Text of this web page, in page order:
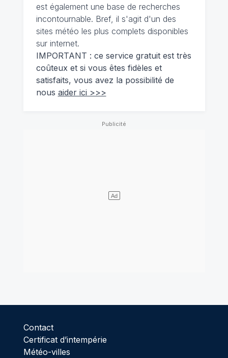
est également une base de recherches
incontournable. Bref, il s'agit d'un des
sites météo les plus complets disponibles
sur internet.
IMPORTANT : ce service gratuit est très
coûteux et si vous êtes fidèles et
satisfaits, vous avez la possibilité de
nous aider ici >>>
Contact
Certificat d’intempérie
Météo-villes